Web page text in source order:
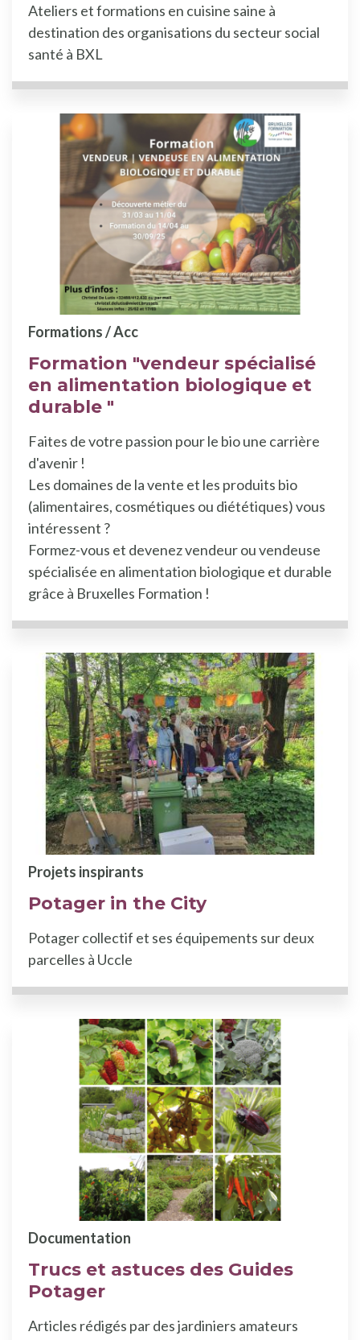
Ateliers et formations en cuisine saine à
destination des organisations du secteur social
santé à BXL
Formation "vendeur spécialisé
en alimentation biologique et
durable "
Formations / Acc
Faites de votre passion pour le bio une carrière
d'avenir !
Les domaines de la vente et les produits bio
(alimentaires, cosmétiques ou diététiques) vous
intéressent ?
Formez-vous et devenez vendeur ou vendeuse
spécialisée en alimentation biologique et durable
grâce à Bruxelles Formation !
Potager in the City
Projets inspirants
Potager collectif et ses équipements sur deux
parcelles à Uccle
Trucs et astuces des Guides
Potager
Documentation
Articles rédigés par des jardiniers amateurs